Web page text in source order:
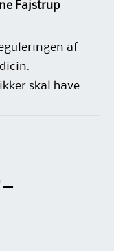
Fajstrup
af
skal have